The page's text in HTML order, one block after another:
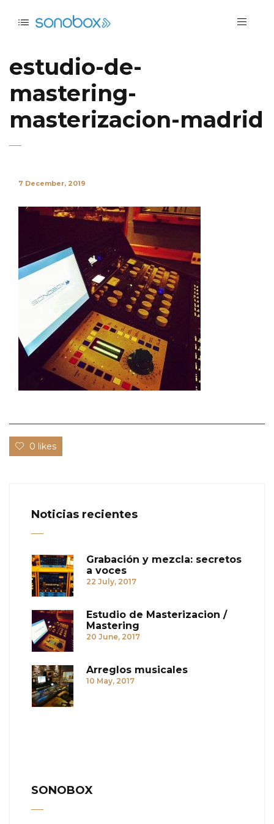
estudio-de-
mastering-
masterizacion-madrid
7 December, 2019
0 likes
Noticias recientes
Grabación y mezcla: secretos
a voces
22 July, 2017
Estudio de Masterizacion /
Mastering
20 June, 2017
Arreglos musicales
10 May, 2017
SONOBOX